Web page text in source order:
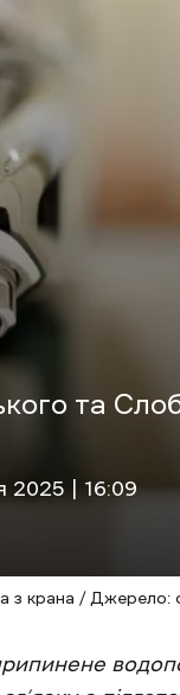
та
2025 | 16:09
з крана / Джерело: